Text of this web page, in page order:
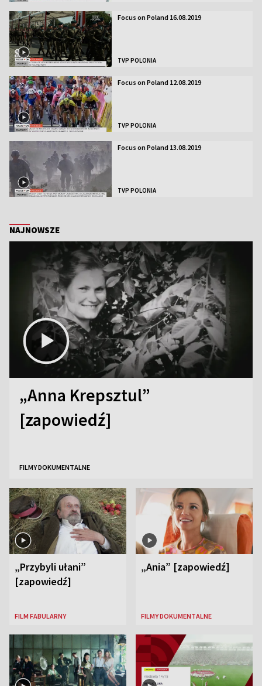
Focus on Poland 16.08.2019
TVP POLONIA
Focus on Poland 12.08.2019
TVP POLONIA
Focus on Poland 13.08.2019
TVP POLONIA
NAJNOWSZE
„Anna Krepsztul”
[zapowiedź]
FILMY DOKUMENTALNE
„Przybyli ułani”
[zapowiedź]
FILM FABULARNY
„Ania” [zapowiedź]
FILMY DOKUMENTALNE